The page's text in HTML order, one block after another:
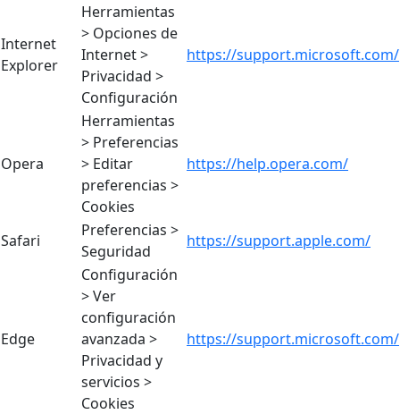
Internet
Explorer
Herramientas
> Opciones de
Internet >
Privacidad >
Configuración
https://support.microsoft.com/
Opera
Herramientas
> Preferencias
> Editar
preferencias >
Cookies
https://help.opera.com/
Safari
Preferencias >
Seguridad
https://support.apple.com/
Edge
Configuración
> Ver
configuración
avanzada >
Privacidad y
servicios >
Cookies
https://support.microsoft.com/